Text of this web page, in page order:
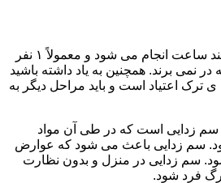
سم زدایی فوق سریع در چند ساعت انجام می شود و معمولاً ۱ نفر
به در نمی برند. همچنین به یاد داشته باشید
ترک اعتیاد است و باید مراحل دیگر به
سم زدایی است که در طی آن مواد
سم زدایی باعث می شود که عوارض
سم زدایی در منزل و بدون نظارت
فرد شود.